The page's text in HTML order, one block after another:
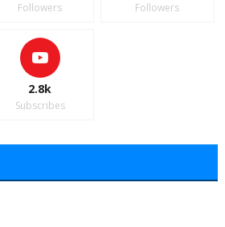
Followers Followers
2.8k
Subscribes